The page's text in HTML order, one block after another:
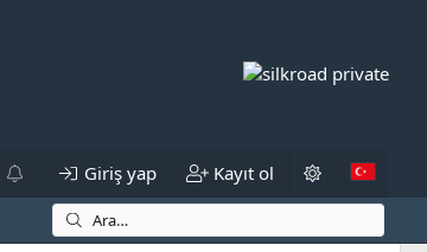
Giriş yap Kayıt ol